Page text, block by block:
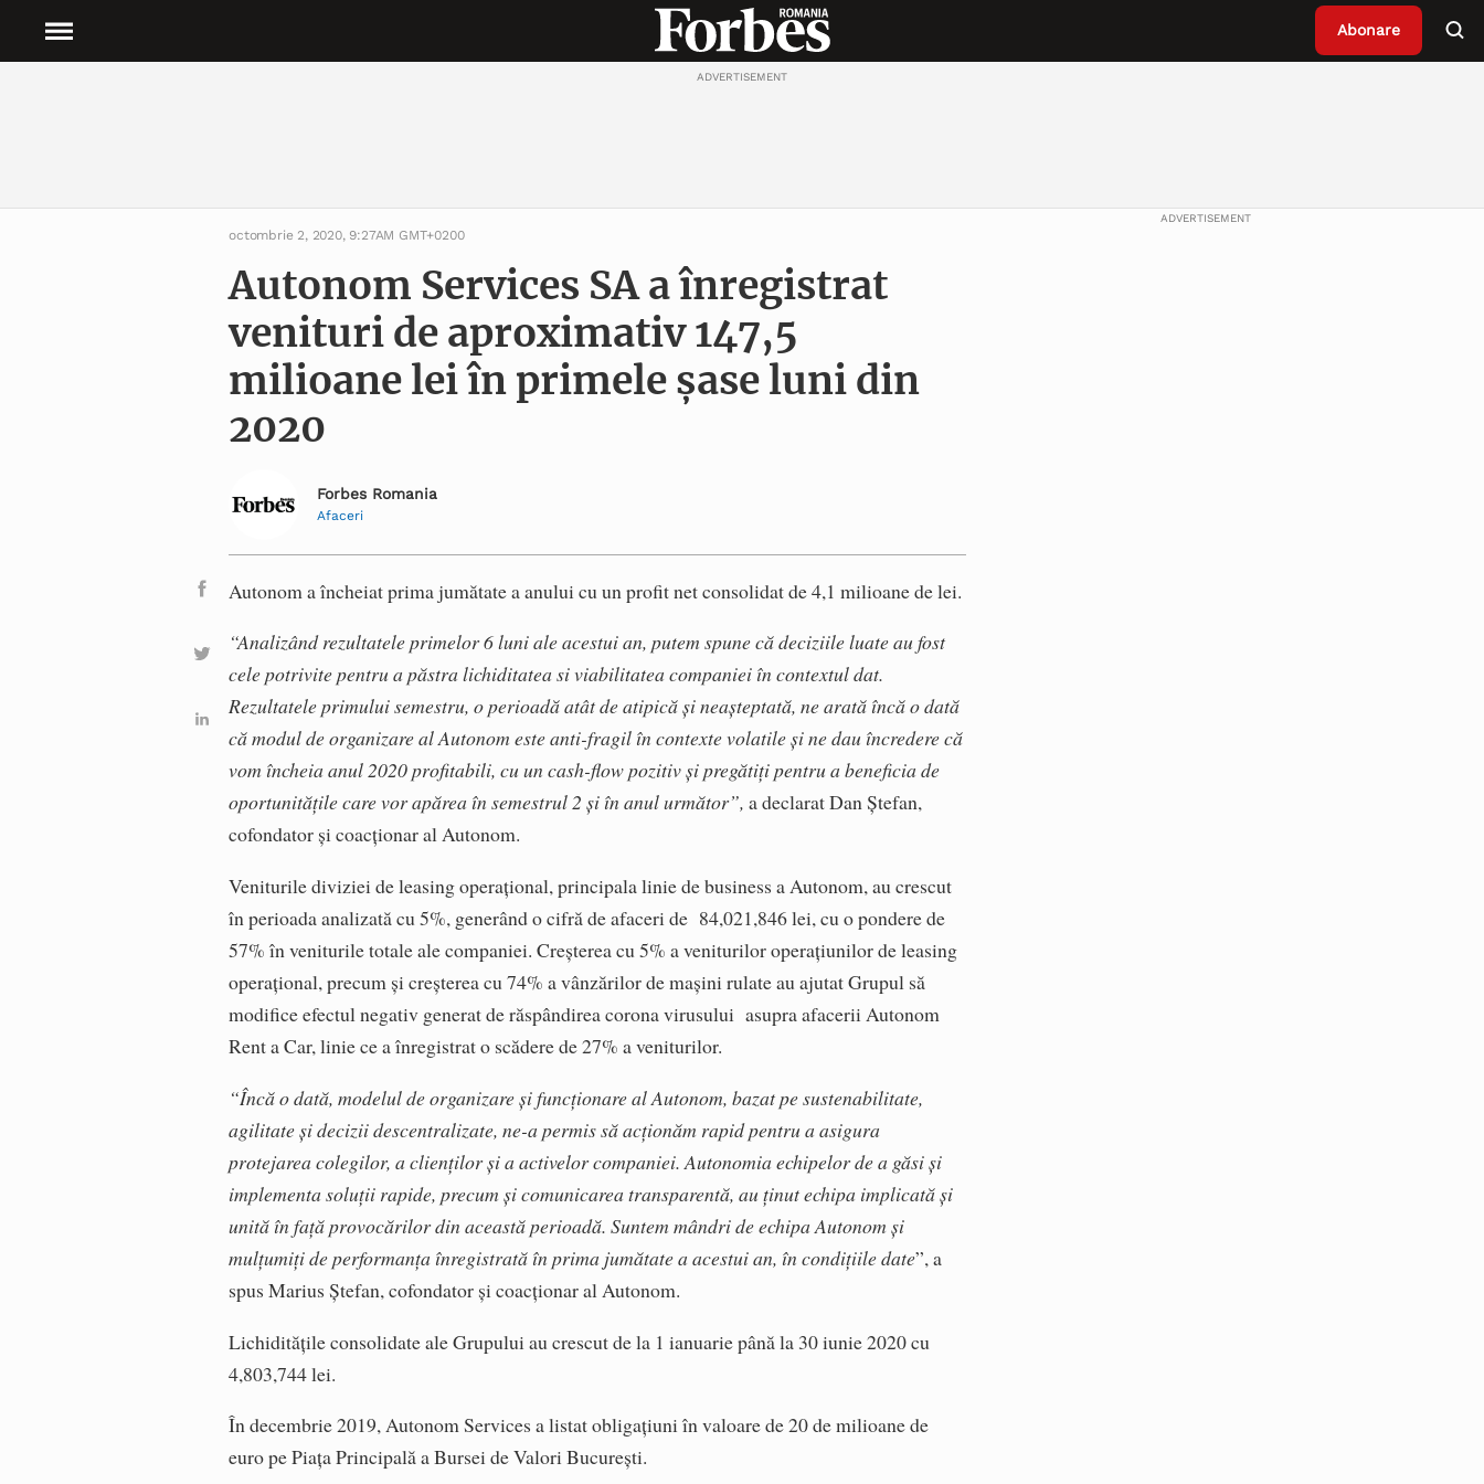
Abonare
ADVERTISEMENT
octombrie 2, 2020, 9:27AM GMT+0200
Autonom Services SA a înregistrat
venituri de aproximativ 147,5
milioane lei în primele șase luni din
2020
Forbes Romania
Afaceri
Autonom a încheiat prima jumătate a anului cu un profit net consolidat de 4,1 milioane de lei.
“Analizând rezultatele primelor 6 luni ale acestui an, putem spune că deciziile luate au fost
cele potrivite pentru a păstra lichiditatea si viabilitatea companiei în contextul dat.
Rezultatele primului semestru, o perioadă atât de atipică și neașteptată, ne arată încă o dată
că modul de organizare al Autonom este anti-fragil în contexte volatile și ne dau încredere că
vom încheia anul 2020 profitabili, cu un cash-flow pozitiv și pregătiți pentru a beneficia de
oportunitățile care vor apărea în semestrul 2 și în anul următor”, a declarat Dan Ștefan,
cofondator și coacționar al Autonom.
Veniturile diviziei de leasing operațional, principala linie de business a Autonom, au crescut
în perioada analizată cu 5%, generând o cifră de afaceri de 84,021,846 lei, cu o pondere de
57% în veniturile totale ale companiei. Creșterea cu 5% a veniturilor operațiunilor de leasing
operațional, precum și creșterea cu 74% a vânzărilor de mașini rulate au ajutat Grupul să
modifice efectul negativ generat de răspândirea corona virusului asupra afacerii Autonom
Rent a Car, linie ce a înregistrat o scădere de 27% a veniturilor.
“Încă o dată, modelul de organizare și funcționare al Autonom, bazat pe sustenabilitate,
agilitate și decizii descentralizate, ne-a permis să acționăm rapid pentru a asigura
protejarea colegilor, a clienților și a activelor companiei. Autonomia echipelor de a găsi și
implementa soluții rapide, precum și comunicarea transparentă, au ținut echipa implicată și
unită în față provocărilor din această perioadă. Suntem mândri de echipa Autonom și
mulțumiți de performanța înregistrată în prima jumătate a acestui an, în condițiile date”, a
spus Marius Ștefan, cofondator și coacționar al Autonom.
Lichiditățile consolidate ale Grupului au crescut de la 1 ianuarie până la 30 iunie 2020 cu
4,803,744 lei.
În decembrie 2019, Autonom Services a listat obligațiuni în valoare de 20 de milioane de
euro pe Piața Principală a Bursei de Valori București.